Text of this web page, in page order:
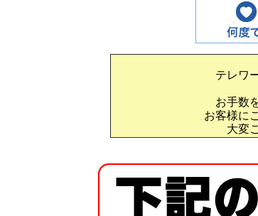
テレワ
お手数
お客様に
大変